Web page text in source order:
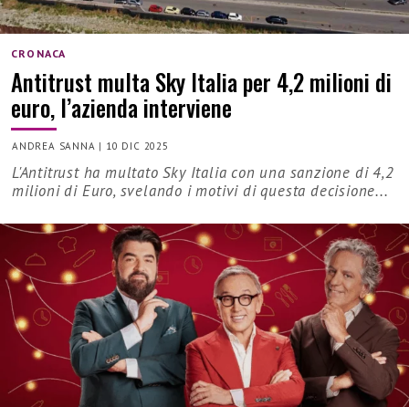
CRONACA
Antitrust multa Sky Italia per 4,2 milioni di
euro, l’azienda interviene
ANDREA SANNA | 10 DIC 2025
L'Antitrust ha multato Sky Italia con una sanzione di 4,2
milioni di Euro, svelando i motivi di questa decisione...